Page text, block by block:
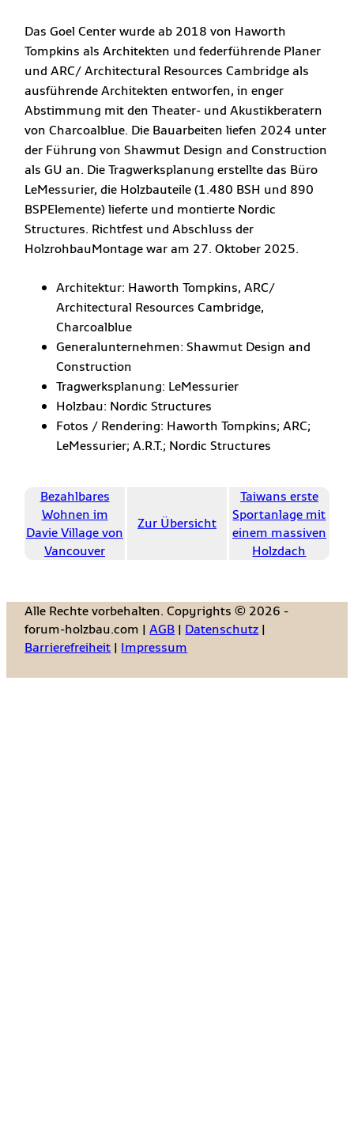
Das Goel Center wurde ab 2018 von Haworth
Tompkins als Architekten und federführende Planer
und ARC/ Architectural Resources Cambridge als
ausführende Architekten entworfen, in enger
Abstimmung mit den Theater- und Akustikberatern
von Charcoalblue. Die Bauarbeiten liefen 2024 unter
der Führung von Shawmut Design and Construction
als GU an. Die Tragwerksplanung erstellte das Büro
LeMessurier, die Holzbauteile (1.480 BSH und 890
BSPElemente) lieferte und montierte Nordic
Structures. Richtfest und Abschluss der
HolzrohbauMontage war am 27. Oktober 2025.
Architektur: Haworth Tompkins, ARC/
Architectural Resources Cambridge,
Charcoalblue
Generalunternehmen: Shawmut Design and
Construction
Tragwerksplanung: LeMessurier
Holzbau: Nordic Structures
Fotos / Rendering: Haworth Tompkins; ARC;
LeMessurier; A.R.T.; Nordic Structures
Bezahlbares
Wohnen im
Davie Village von
Vancouver
Zur Übersicht
Taiwans erste
Sportanlage mit
einem massiven
Holzdach
Alle Rechte vorbehalten. Copyrights © 2026 -
forum-holzbau.com |AGB | Datenschutz |
Barrierefreiheit | Impressum